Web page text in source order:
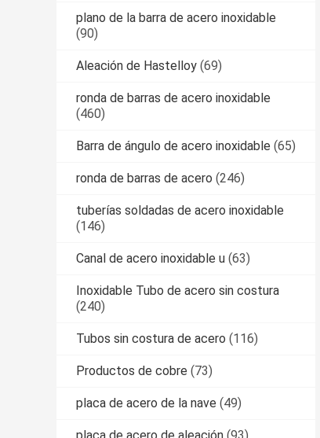
plano de la barra de acero inoxidable
(90)
Aleación de Hastelloy (69)
ronda de barras de acero inoxidable
(460)
Barra de ángulo de acero inoxidable (65)
ronda de barras de acero (246)
tuberías soldadas de acero inoxidable
(146)
Canal de acero inoxidable u (63)
Inoxidable Tubo de acero sin costura
(240)
Tubos sin costura de acero (116)
Productos de cobre (73)
placa de acero de la nave (49)
placa de acero de aleación (93)